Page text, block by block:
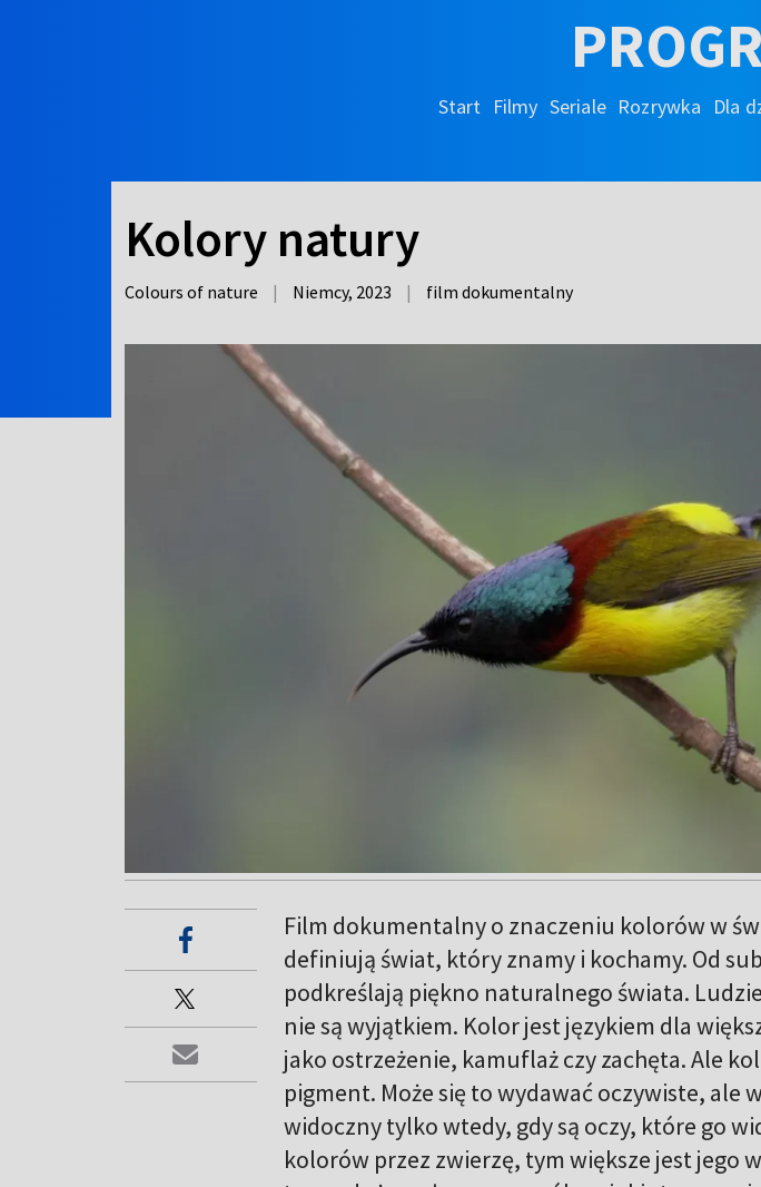
Start Filmy Seriale Rozrywka Dla
Kolory natury
Colours of nature | Niemcy, 2023 | film dokumentalny
Film dokumentalny o znaczeniu kolorów w
definiują świat, który znamy i kochamy. Od
podkreślają piękno naturalnego świata.
nie są wyjątkiem. Kolor jest językiem dla
jako ostrzeżenie, kamuflaż czy zachęta. Ale
pigment. Może się to wydawać oczywiste, ale
widoczny tylko wtedy, gdy są oczy, które go
kolorów przez zwierzę, tym większe jest jego